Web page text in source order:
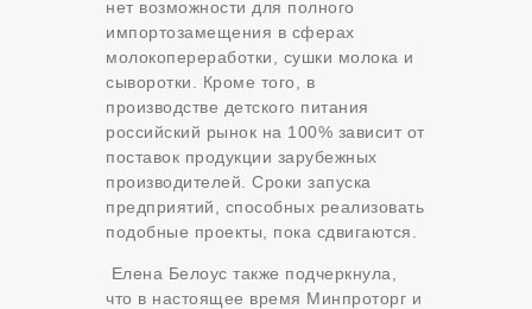
нет возможности для полного
импортозамещения в сферах
молокопереработки, сушки молока и
сыворотки. Кроме того, в
производстве детского питания
российский рынок на 100% зависит от
поставок продукции зарубежных
производителей. Сроки запуска
предприятий, способных реализовать
подобные проекты, пока сдвигаются.
Елена Белоус также подчеркнула,
что в настоящее время Минпроторг и